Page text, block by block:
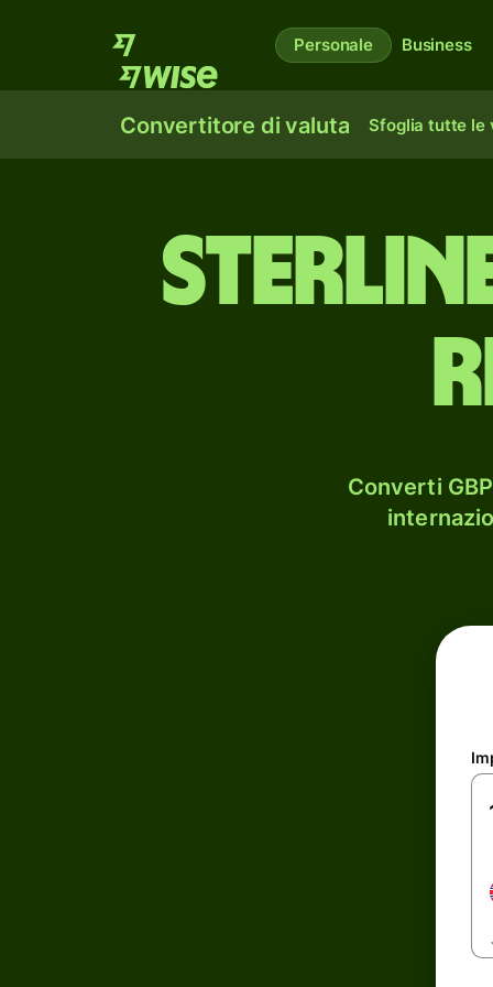
Personale Business
Convertitore di valuta Sfoglia tutte le
Converti